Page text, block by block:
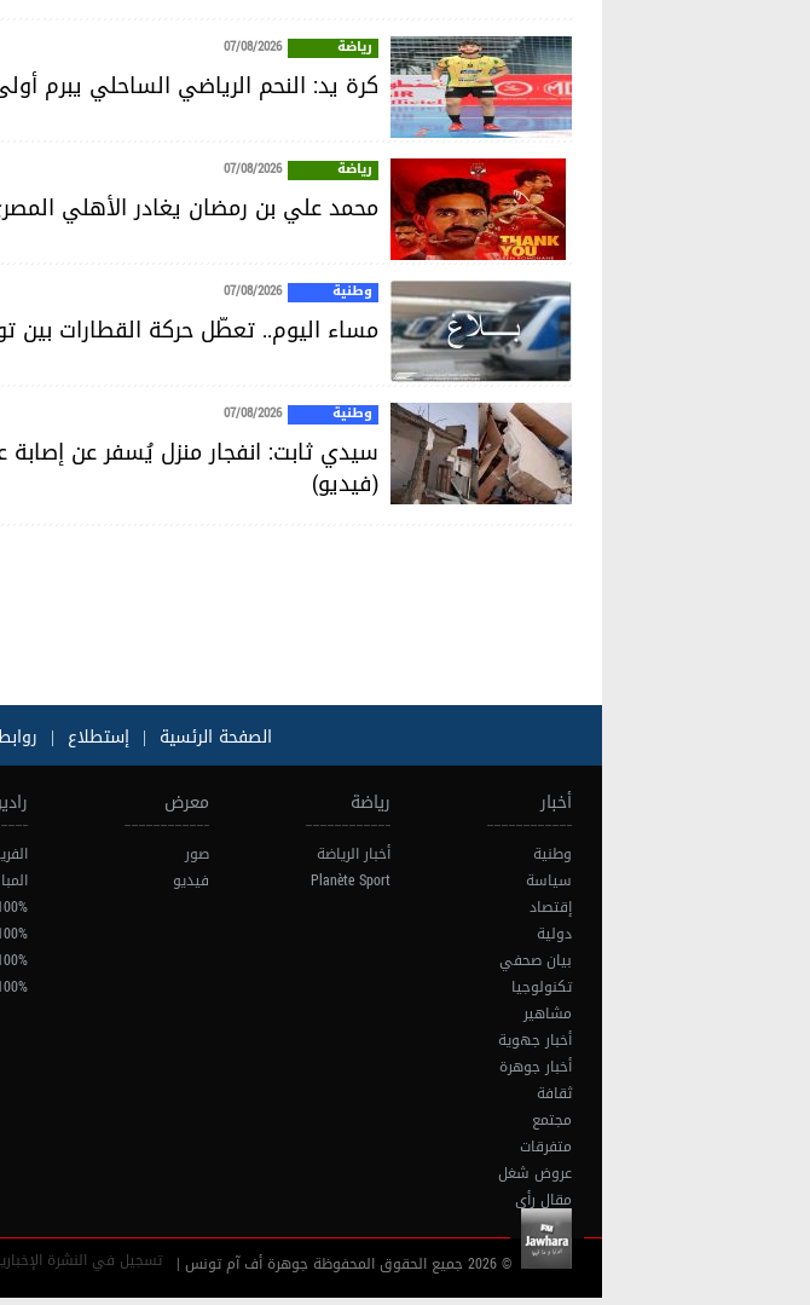
رياضة 07/08/2026
كرة يد: النحم الرياضي الساحلي يبرم
رياضة 07/08/2026
محمد علي بن رمضان يغادر الأهلي
وطنية 07/08/2026
مساء اليوم.. تعطّل حركة القطارات بين
وطنية 07/08/2026
سيدي ثابت: انفجار منزل يُسفر عن إصابة
(فيديو)
الصفحة الرئسية | إستطلاع |
أخبار
وطنية
سياسة
إقتصاد
دولية
بيان صحفي
تكنولوجيا
مشاهير
أخبار جهوية
أخبار جوهرة
ثقافة
مجتمع
متفرقات
عروض شغل
مقال رأي
رياضة
أخبار الرياضة
Planète Sport
معرض
صور
فيديو
Tounsi Web Radio
Gold Web Radio
Clubbing Web Radio
Hit Web Radio
© 2026 جميع الحقوق المحفوظة جوهرة أف آم تونس | تسجيل في النشرة